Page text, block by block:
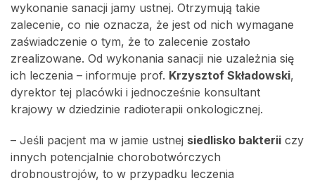
wykonanie sanacji jamy ustnej. Otrzymują takie
zalecenie, co nie oznacza, że jest od nich wymagane
zaświadczenie o tym, że to zalecenie zostało
zrealizowane. Od wykonania sanacji nie uzależnia się
ich leczenia – informuje prof. Krzysztof Składowski,
dyrektor tej placówki i jednocześnie konsultant
krajowy w dziedzinie radioterapii onkologicznej.
– Jeśli pacjent ma w jamie ustnej siedlisko bakterii czy
innych potencjalnie chorobotwórczych
drobnoustrojów, to w przypadku leczenia